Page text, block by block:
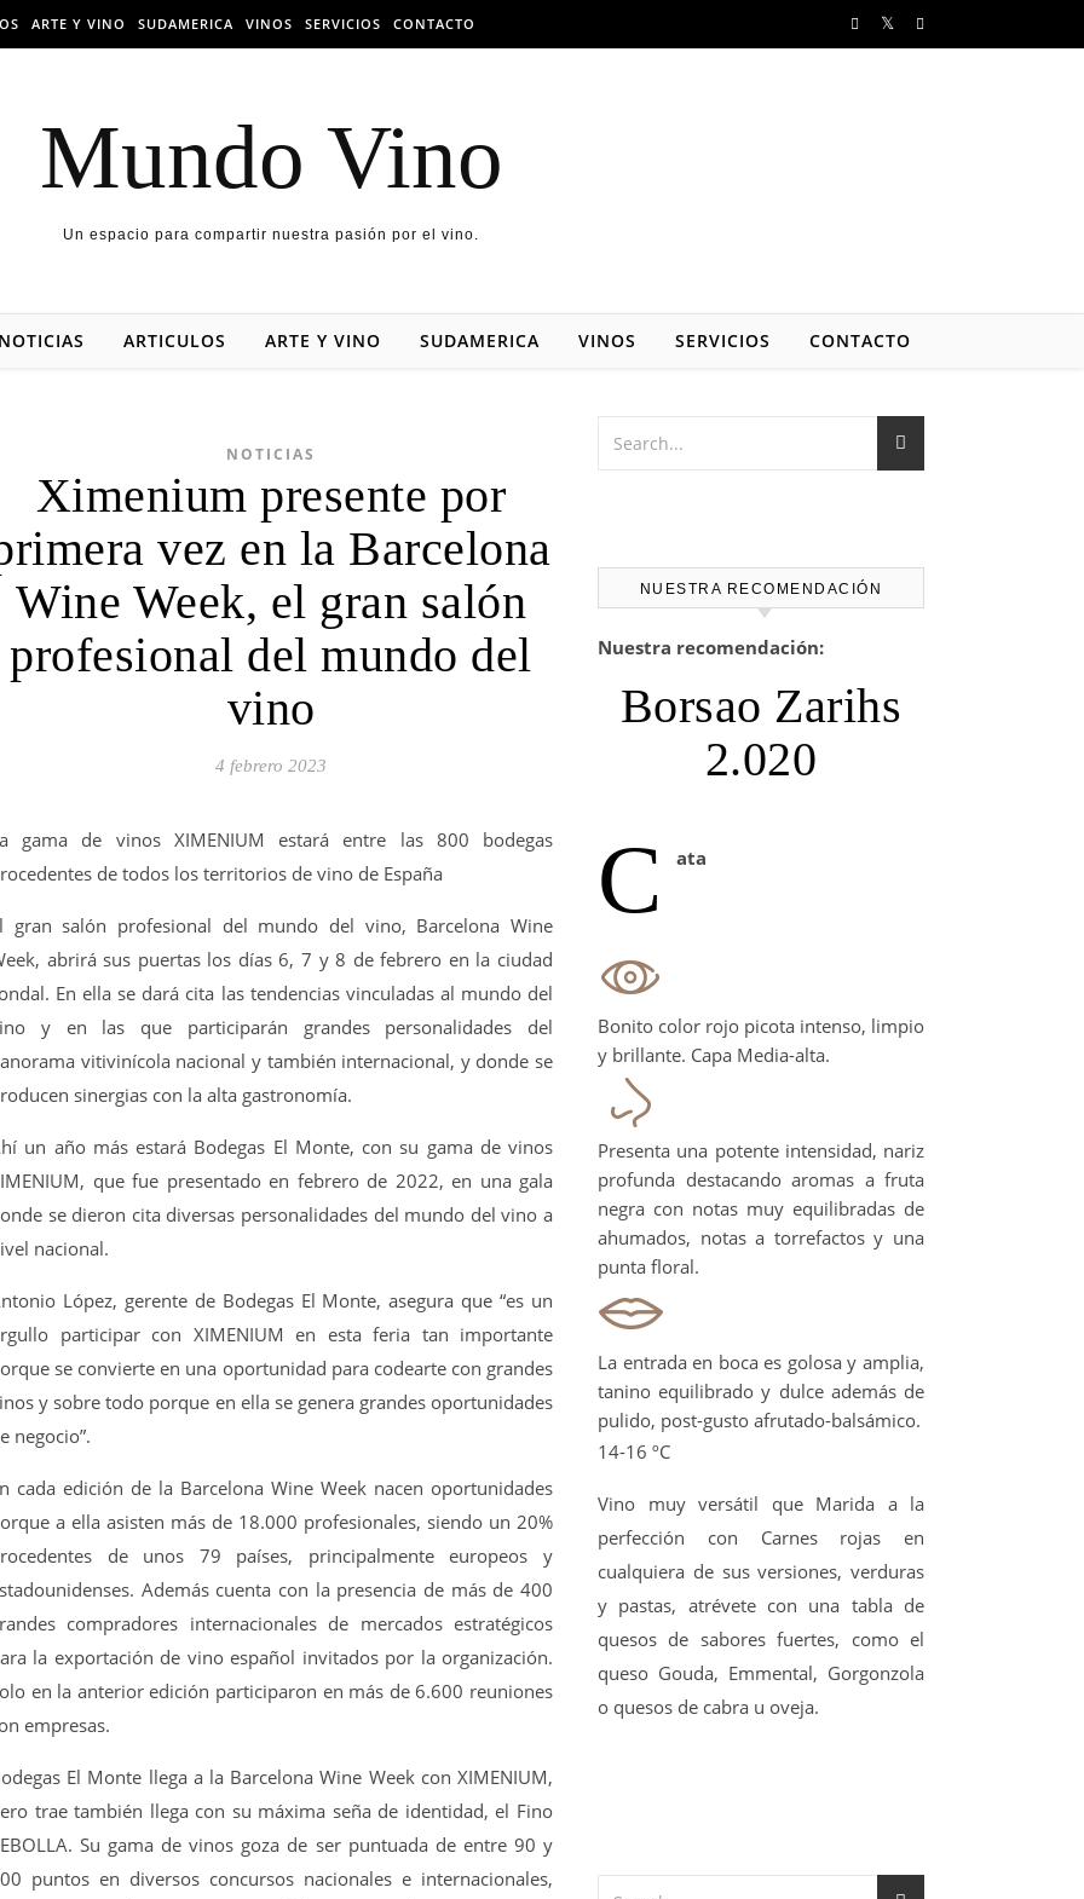
ARTE Y VINO SUDAMERICA VINOS SERVICIOS CONTACTO
Mundo Vino
Un espacio para compartir nuestra pasión por el vino.
NOTICIAS ARTICULOS ARTE Y VINO SUDAMERICA VINOS SERVICIOS CONTACTO
NOTICIAS
Ximenium presente por
vez en la Barcelona
Wine Week, el gran salón
profesional del mundo del
vino
4 febrero 2023
gama de vinos XIMENIUM estará entre las 800 bodegas
de todos los territorios de vino de España
gran salón profesional del mundo del vino, Barcelona Wine
abrirá sus puertas los días 6, 7 y 8 de febrero en la ciudad
En ella se dará cita las tendencias vinculadas al mundo del
y en las que participarán grandes personalidades del
vitivinícola nacional y también internacional, y donde se
sinergias con la alta gastronomía.
un año más estará Bodegas El Monte, con su gama de vinos
que fue presentado en febrero de 2022, en una gala
se dieron cita diversas personalidades del mundo del vino a
nacional.
López, gerente de Bodegas El Monte, asegura que “es un
participar con XIMENIUM en esta feria tan importante
se convierte en una oportunidad para codearte con grandes
y sobre todo porque en ella se genera grandes oportunidades
negocio”.
cada edición de la Barcelona Wine Week nacen oportunidades
a ella asisten más de 18.000 profesionales, siendo un 20%
de unos 79 países, principalmente europeos y
Además cuenta con la presencia de más de 400
compradores internacionales de mercados estratégicos
la exportación de vino español invitados por la organización.
en la anterior edición participaron en más de 6.600 reuniones
empresas.
El Monte llega a la Barcelona Wine Week con XIMENIUM,
trae también llega con su máxima seña de identidad, el Fino
Su gama de vinos goza de ser puntuada de entre 90 y
puntos en diversos concursos nacionales e internacionales,
NUESTRA RECOMENDACIÓN
Nuestra recomendación:
Borsao Zarihs
2.020
C ata
Bonito color rojo picota intenso, limpio
y brillante. Capa Media-alta.
Presenta una potente intensidad, nariz
profunda destacando aromas a fruta
negra con notas muy equilibradas de
ahumados, notas a torrefactos y una
punta floral.
La entrada en boca es golosa y amplia,
tanino equilibrado y dulce además de
pulido, post-gusto afrutado-balsámico.
14-16 ºC
Vino muy versátil que Marida a la
perfección con Carnes rojas en
cualquiera de sus versiones, verduras
y pastas, atrévete con una tabla de
quesos de sabores fuertes, como el
queso Gouda, Emmental, Gorgonzola
o quesos de cabra u oveja.